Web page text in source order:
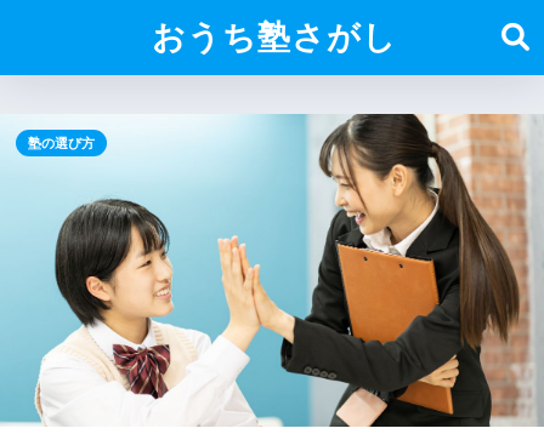
おうち塾さがし
塾の選び方